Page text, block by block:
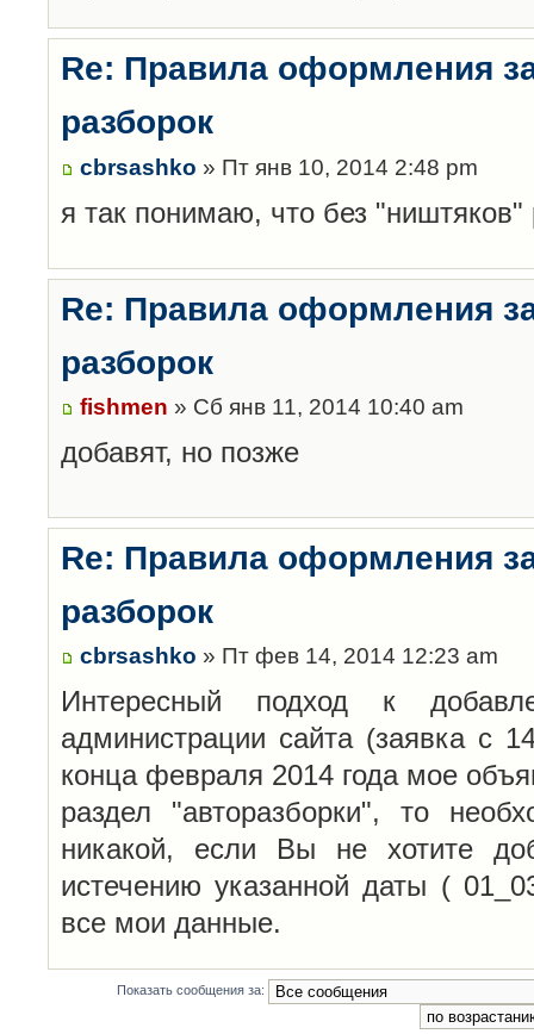
Re: Правила оформления
разборок
cbrsashko » Пт янв 10, 2014 2:48 pm
я так понимаю, что без "ништяков"
Re: Правила оформления
разборок
fishmen » Сб янв 11, 2014 10:40 am
добавят, но позже
Re: Правила оформления
разборок
cbrsashko » Пт фев 14, 2014 12:23 am
Интересный подход к
администрации сайта (заявка с
конца февраля 2014 года мое
раздел "авторазборки", то
никакой, если Вы не хотите
истечению указанной даты (
все мои данные.
Показать сообщения за: